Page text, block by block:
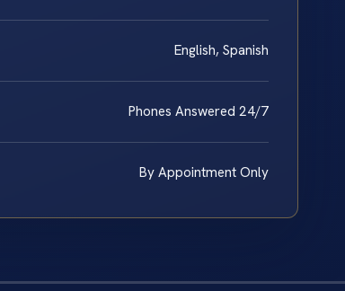
English, Spanish
Phones Answered 24/7
By Appointment Only